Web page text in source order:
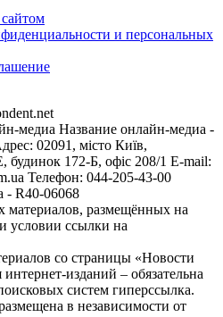
и персональных
медиа Название онлайн-медиа -
02091, місто Київ,
172-Б, офіс 208/1 E-mail:
Телефон: 044-205-43-00
- R40-06068
материалов, размещённых на
условии ссылки на
со страницы «Новости
изданий – обязательна
систем гиперссылка.
в независимости от